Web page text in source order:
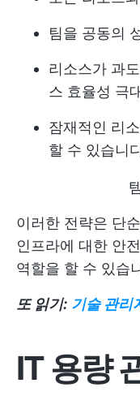
팀을 공동의
리소스가 과
스 효율성 극
잠재적인 리
할 수 있습니
이러한 전략은 단
인프라에 대한 안
역할을 할 수 있습
또 읽기: 기술 관리
IT 용량